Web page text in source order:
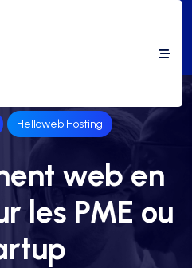
Helloweb Hosting
web en
les PME ou